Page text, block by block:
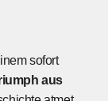
sofort
aus